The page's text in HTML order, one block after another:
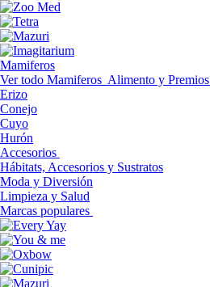
Mamiferos
Ver todo Mamiferos Alimento y Premios
Erizo
Conejo
Cuyo
Hurón
Accesorios
Hábitats, Accesorios y Sustratos
Moda y Diversión
Limpieza y Salud
Marcas populares